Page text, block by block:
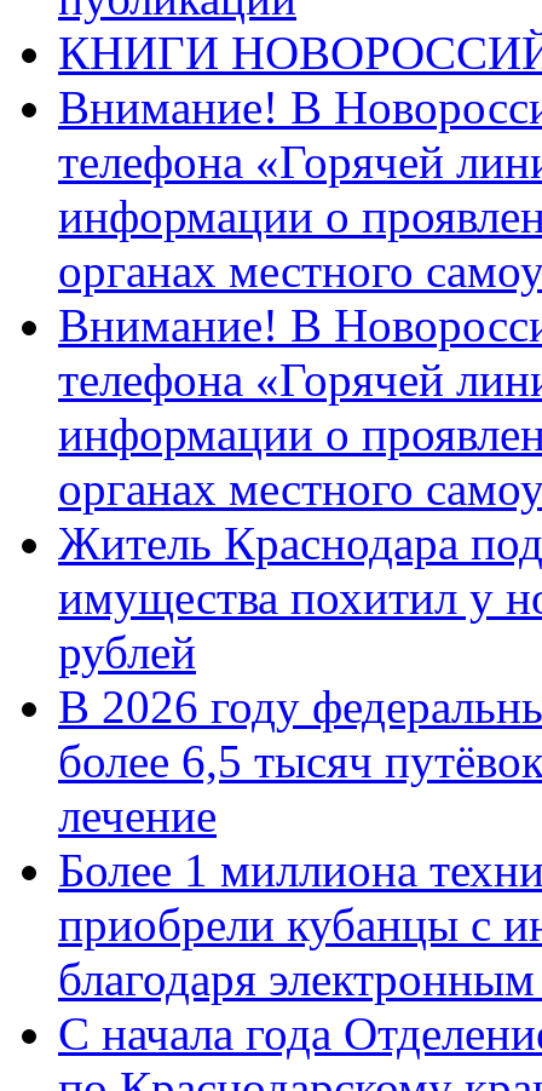
КНИГИ
Внимание! В
телефона «Горячей
информации о
органах местного
Внимание! В
телефона «Горячей
информации о
органах местного
Житель Краснодара
имущества похитил у
рублей
В 2026 году
более 6,5 тысяч
лечение
Более 1 миллиона
приобрели кубанцы с
благодаря
С начала года